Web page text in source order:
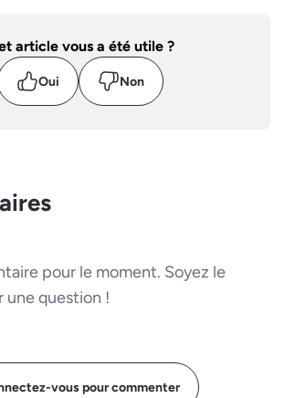
article vous a été utile ?
Oui Non
pour le moment. Soyez le
une question !
vous pour commenter